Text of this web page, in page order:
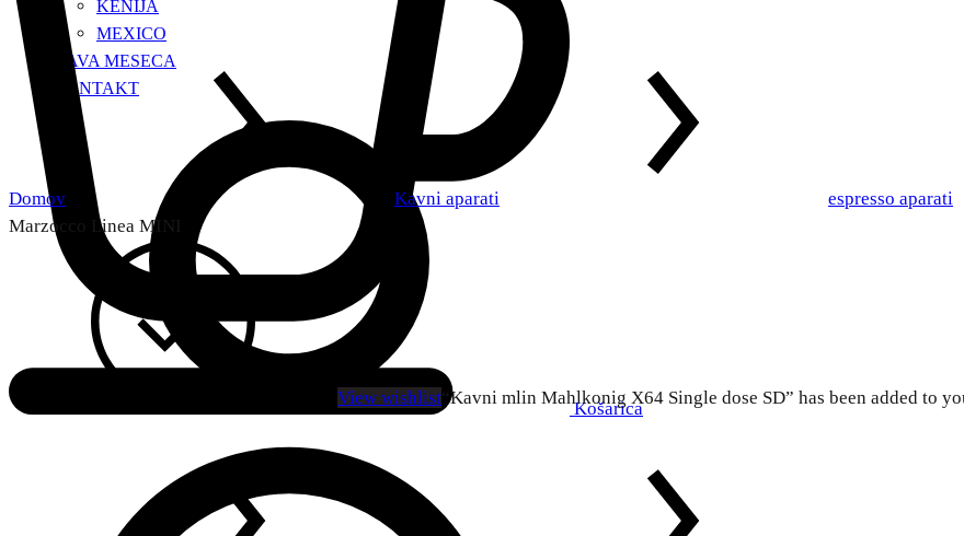
KENIJA
MEXICO
KAVA MESECA
KONTAKT
Košarica
Domov Kavni aparati espresso aparati
Marzocco Linea MINI
View wishlist“Kavni mlin Mahlkonig X64 Single dose SD” has been added to